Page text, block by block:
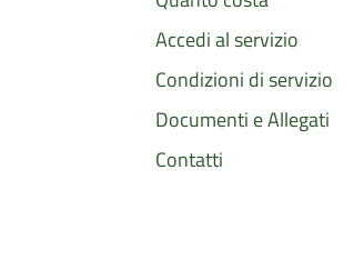
Accedi al servizio
Condizioni di servizio
Documenti e Allegati
Contatti